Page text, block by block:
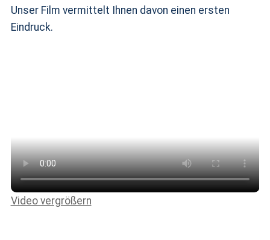
Unser Film vermittelt Ihnen davon einen ersten
Eindruck.
Video vergrößern